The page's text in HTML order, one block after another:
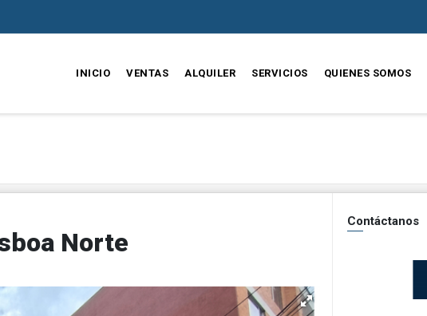
INICIO VENTAS ALQUILER SERVICIOS QUIENES SOMOS
Norte
Contáctanos